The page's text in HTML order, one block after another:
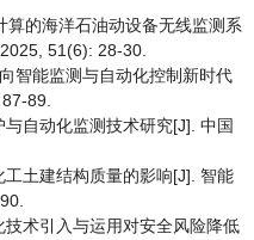
的海洋石油动设备无线监测系
51(6): 28-30.
智能监测与自动化控制新时代
89.
自动化监测技术研究[J]. 中国
土建结构质量的影响[J]. 智能
术引入与运用对安全风险降低